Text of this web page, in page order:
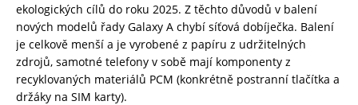
ekologických cílů do roku 2025. Z těchto důvodů v balení
nových modelů řady Galaxy A chybí síťová dobíječka. Balení
je celkově menší a je vyrobené z papíru z udržitelných
zdrojů, samotné telefony v sobě mají komponenty z
recyklovaných materiálů PCM (konkrétně postranní tlačítka a
držáky na SIM karty).